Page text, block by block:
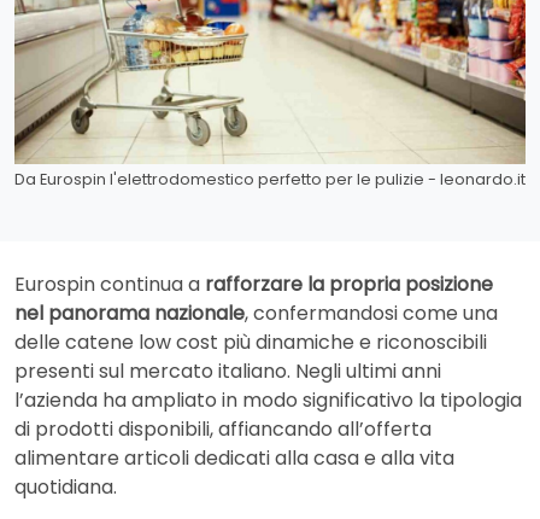
Da Eurospin l'elettrodomestico perfetto per le pulizie - leonardo.it
Eurospin continua a rafforzare la propria posizione
nel panorama nazionale, confermandosi come una
delle catene low cost più dinamiche e riconoscibili
presenti sul mercato italiano. Negli ultimi anni
l’azienda ha ampliato in modo significativo la tipologia
di prodotti disponibili, affiancando all’offerta
alimentare articoli dedicati alla casa e alla vita
quotidiana.